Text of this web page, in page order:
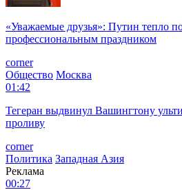
«Уважаемые друзья»: Путин тепло
профессиональным праздником
corner
Общество Москва
01:42
Тегеран выдвинул Вашингтону
проливу
corner
Политика Западная Азия
Реклама
00:27